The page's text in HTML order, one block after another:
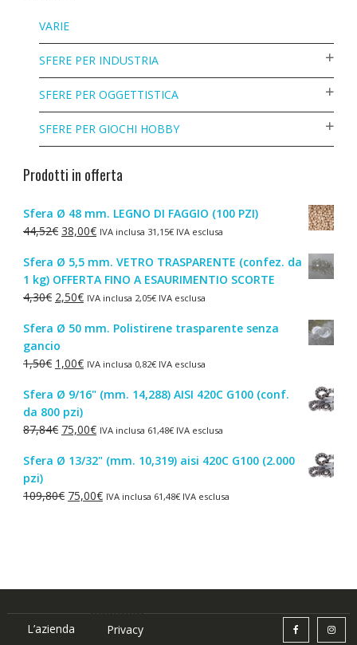
VARIE
SFERE PER INDUSTRIA
SFERE PER OGGETTISTICA
SFERE PER GIOCHI HOBBY
Prodotti in offerta
Sfera Ø 48 mm. LEGNO DI FAGGIO (100 PZI)
44,52€ Il
originale
era:
44,52€.
38,00€Il
attuale
è:
38,00€.
IVA inclusa 31,15€IVA esclusa
Sfera Ø 5,5 mm. VETRO TRASPARENTE (confez. da
1 kg) OFFERTA FINO A ESAURIMENTIO SCORTE
4,30€ Il
originale
era:
4,30€.
2,50€Il
attuale
2,50€.
IVA inclusa 2,05€IVA esclusa
Sfera Ø 50 mm. Polistirene trasparente senza
gancio
1,50€ Il
originale
era:
1,50€.
1,00€Il
attuale
è:
1,00€.
IVA inclusa 0,82€IVA esclusa
Sfera Ø 9/16" (mm. 14,288) AISI 420C G100 (conf.
da 800 pzi)
87,84€ Il
originale
87,84€.
75,00€Il
attuale
75,00€.
IVA inclusa 61,48€IVA esclusa
Sfera Ø 13/32" (mm. 10,319) aisi 420C G100 (2.000
pzi)
109,80€ Il
75,00€IlIVA inclusa 61,48€IVA esclusa
L’azienda Privacy